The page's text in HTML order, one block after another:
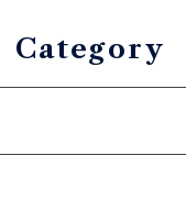
Category